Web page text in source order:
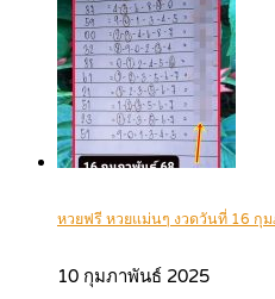
หวยฟรี หวยแม่นๆ งวดวันที่ 16 กุ
10 กุมภาพันธ์ 2025